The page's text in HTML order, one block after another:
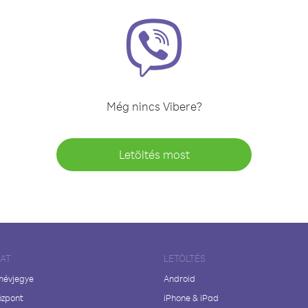
Még nincs Vibere?
Letöltés most
LETÖLTÉS
Android
iPhone & iPad